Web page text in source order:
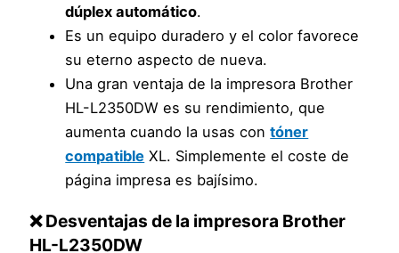
dúplex automático.
Es un equipo duradero y el color favorece
su eterno aspecto de nueva.
Una gran ventaja de la impresora Brother
HL-L2350DW es su rendimiento, que
aumenta cuando la usas contóner
compatible XL. Simplemente el coste de
página impresa es bajísimo.
❌ Desventajas de la impresora Brother
HL-L2350DW